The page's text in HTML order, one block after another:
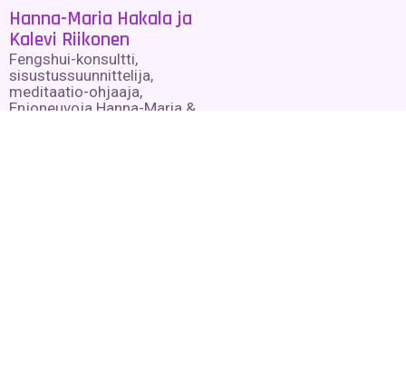
Hanna-Maria Hakala ja
Kalevi Riikonen
Fengshui-konsultti,
sisustussuunnittelija,
meditaatio-ohjaaja,
Enjoneuvoja Hanna-Maria &